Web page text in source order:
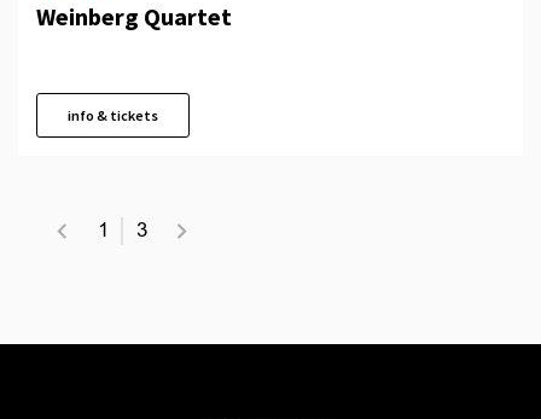
Weinberg Quartet
info & tickets
1 3